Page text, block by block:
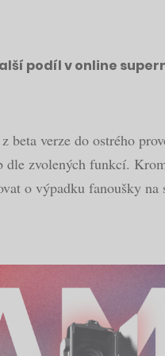
podíl v online
beta verze do ostrého
dle zvolených funkcí.
o výpadku fanoušky na